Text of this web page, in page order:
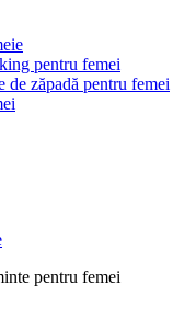
pentru femei
de zăpadă pentru femei
pentru femei